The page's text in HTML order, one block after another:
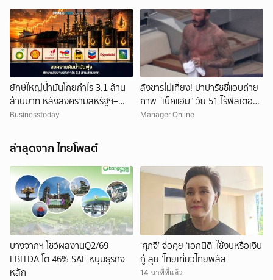
ยักษ์ใหญ่น้ำมันโกยกำไร 3.1 ล้าน
ล้านบาท หลังสงครามสหรัฐฯ–
อิหร่านดันราคาพลังงานพุ่ง
Businesstoday
สังขารไม่เที่ยง! ปาปารัซซี่แอบถ่าย
ภาพ “เบ็คแฮม” วัย 51 ไร้ฟิลเตอร์
เผยให้เห็นผมบาง-ศีรษะล้าน
Manager Online
ล่าสุดจาก ไทยโพสต์
บางจากฯ โชว์ผลงานQ2/69
EBITDA โต 46% SAF หนุนธุรกิจ
หลัก
‘ศุภจี’ จ่อคุย ‘เอกนิติ’ ใช้งบหรือเงิน
กู้ ลุย ‘ไทยเที่ยวไทยพลัส’
14 นาทีที่แล้ว